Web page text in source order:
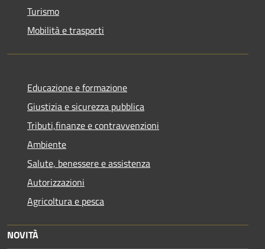
Turismo
Mobilità e trasporti
Educazione e formazione
Giustizia e sicurezza pubblica
Tributi,finanze e contravvenzioni
Ambiente
Salute, benessere e assistenza
Autorizzazioni
Agricoltura e pesca
NOVITÀ